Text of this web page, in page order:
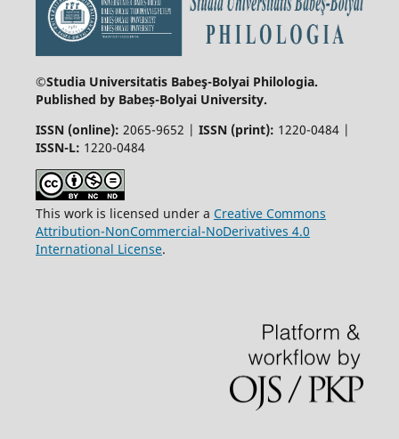
©Studia Universitatis Babeş-Bolyai Philologia.
Published by Babeș-Bolyai University.
ISSN (online): 2065-9652 | ISSN (print): 1220-0484 |
ISSN-L: 1220-0484
This work is licensed under a Creative Commons
Attribution-NonCommercial-NoDerivatives 4.0
International License.